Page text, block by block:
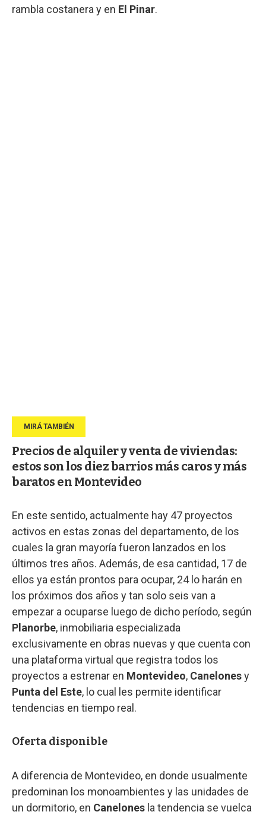
rambla costanera y en El Pinar.
Precios de alquiler y venta de viviendas:
estos son los diez barrios más caros y más
baratos en Montevideo
En este sentido, actualmente hay 47 proyectos
activos en estas zonas del departamento, de los
cuales la gran mayoría fueron lanzados en los
últimos tres años. Además, de esa cantidad, 17 de
ellos ya están prontos para ocupar, 24 lo harán en
los próximos dos años y tan solo seis van a
empezar a ocuparse luego de dicho período, según
Planorbe, inmobiliaria especializada
exclusivamente en obras nuevas y que cuenta con
una plataforma virtual que registra todos los
proyectos a estrenar en Montevideo, Canelonesy
Punta del Este, lo cual les permite identificar
tendencias en tiempo real.
Oferta disponible
A diferencia de Montevideo, en donde usualmente
predominan los monoambientes y las unidades de
un dormitorio, en Canelones la tendencia se vuelca